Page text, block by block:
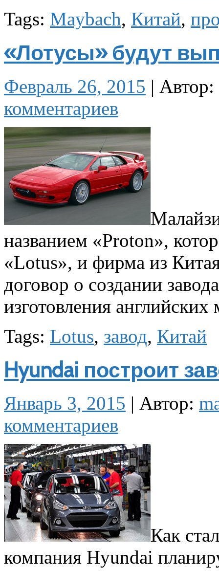
Tags: Maybach, Китай,
«Лотусы» будут
Февраль 26, 2015 | Автор:
комментариев
названием «Proton»,
«Lotus», и фирма из
договор о создании
изготовления английских
Tags: Lotus, завод, Китай
Hyundai построит
Январь 3, 2015 | Автор:
комментариев
Как
компания Hyundai